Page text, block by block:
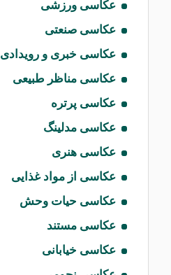
عکاسی ورزشی
عکاسی صنعتی
عکاسی خبری و رویدادی
عکاسی مناظر طبیعی
عکاسی پرتره
عکاسی مدلینگ
عکاسی هنری
عکاسی از مواد غذایی
عکاسی حیات‌ وحش
عکاسی مستند
عکاسی خیابانی